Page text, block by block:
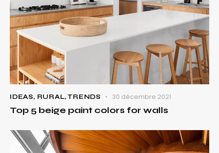
IDEAS, RURAL,TRENDS 30 décembre 2021
Top 5 beige paint colors for walls